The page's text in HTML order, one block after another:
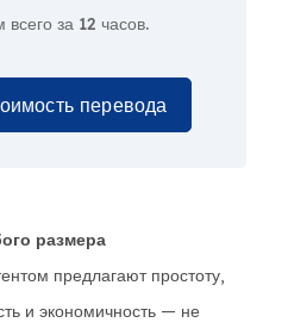
всего за 12 часов.
перевода
размера
предлагают простоту,
и экономичность — не